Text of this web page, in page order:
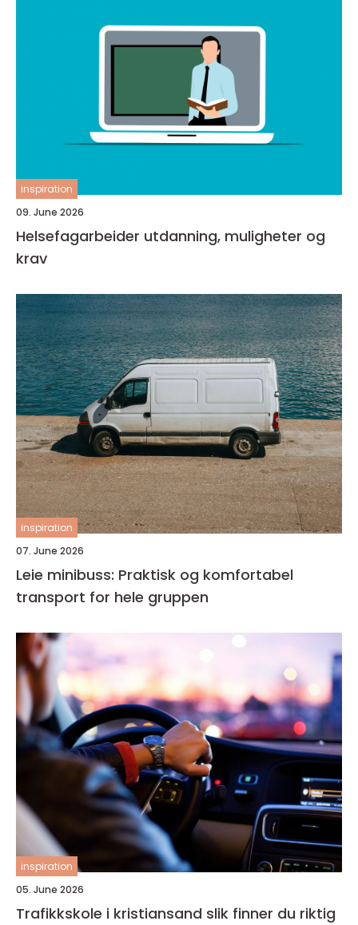
inspiration
09. June 2026
Helsefagarbeider utdanning, muligheter og
krav
inspiration
07. June 2026
Leie minibuss: Praktisk og komfortabel
transport for hele gruppen
inspiration
05. June 2026
Trafikkskole i kristiansand slik finner du riktig